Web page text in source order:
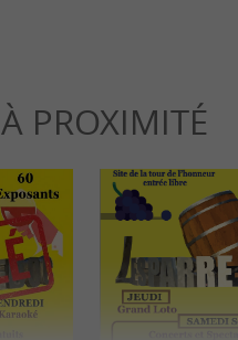
À PROXIMITÉ